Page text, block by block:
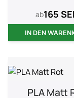
ab165
IN DEN
PLA Matt